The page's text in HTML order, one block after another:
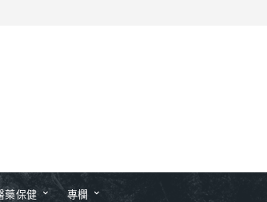
藥保健 專欄